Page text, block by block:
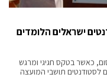
ישראלים הלומדים
כאשר בטקס חגיגי ומרגש
לסטודנטים תושבי המועצה